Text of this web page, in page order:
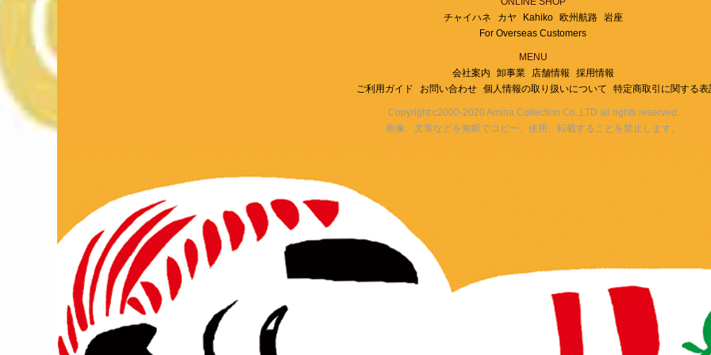
チャイハネ
カヤ Kahiko 欧州航路
岩座
For Overseas Customers
MENU
会社案内
卸事業 店舗情報
採用情報
ご利用ガイド
お問い合わせ 個人情報の取り扱いについて 特定商取引に関する表
Copyright:c2000-2020 Amina Collection Co.,LTD all rights reserved.
画像、文章などを無断でコピー、使用、転載することを禁止します。